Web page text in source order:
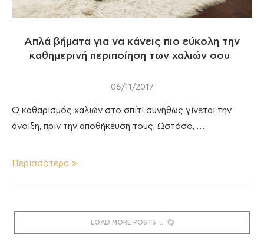
Απλά βήματα για να κάνεις πιο εύκολη την
καθημερινή περιποίηση των χαλιών σου
06/11/2017
Ο καθαρισμός χαλιών στο σπίτι συνήθως γίνεται την
άνοιξη, πριν την αποθήκευσή τους. Ωστόσο, …
Περισσότερα
LOAD MORE POSTS